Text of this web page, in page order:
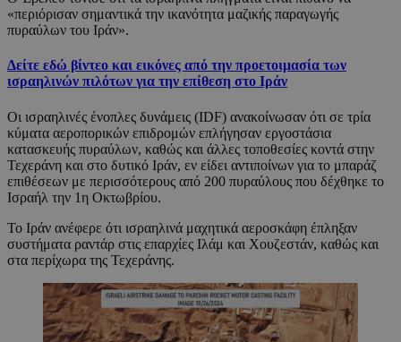
«περιόρισαν σημαντικά την ικανότητα μαζικής παραγωγής
πυραύλων του Ιράν».
Δείτε εδώ βίντεο και εικόνες από την προετοιμασία των
ισραηλινών πιλότων για την επίθεση στο Ιράν
Οι ισραηλινές ένοπλες δυνάμεις (IDF) ανακοίνωσαν ότι σε τρία
κύματα αεροπορικών επιδρομών επλήγησαν εργοστάσια
κατασκευής πυραύλων, καθώς και άλλες τοποθεσίες κοντά στην
Τεχεράνη και στο δυτικό Ιράν, εν είδει αντιποίνων για το μπαράζ
επιθέσεων με περισσότερους από 200 πυραύλους που δέχθηκε το
Ισραήλ την 1η Οκτωβρίου.
Το Ιράν ανέφερε ότι ισραηλινά μαχητικά αεροσκάφη έπληξαν
συστήματα ραντάρ στις επαρχίες Ιλάμ και Χουζεστάν, καθώς και
στα περίχωρα της Τεχεράνης.